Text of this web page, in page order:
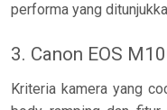
performa yang
3. Canon EOS
Kriteria kamera yang